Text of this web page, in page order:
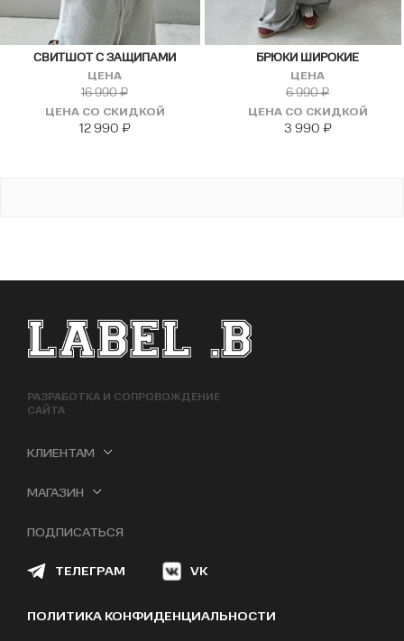
СВИТШОТ С ЗАЩИПАМИ
ЦЕНА
16 990₽
ЦЕНА СО СКИДКОЙ
12 990 ₽
БРЮКИ ШИРОКИЕ
ЦЕНА
6 990₽
ЦЕНА СО СКИДКОЙ
3 990 ₽
ФУТЕР САЙТА
РАЗРАБОТКА И СОПРОВОЖДЕНИЕ
САЙТА
КЛИЕНТАМ
МАГАЗИН
ПОДПИСАТЬСЯ
ТЕЛЕГРАМ VK
ПОЛИТИКА КОНФИДЕНЦИАЛЬНОСТИ